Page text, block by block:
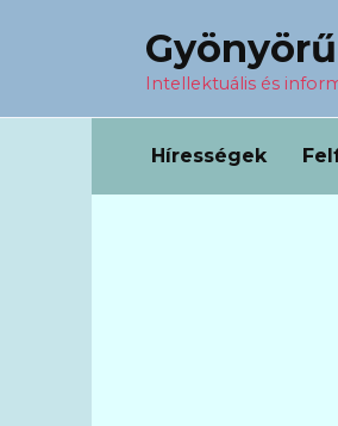
Intellektuális és
Hírességek